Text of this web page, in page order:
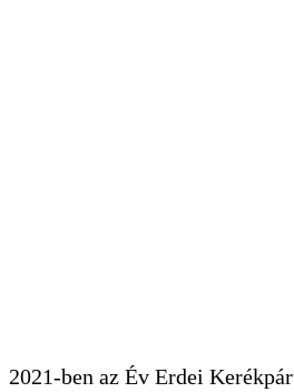
2021-ben az Év Erdei